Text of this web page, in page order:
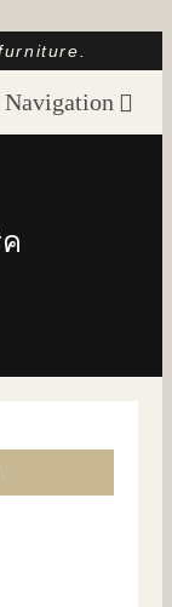
Navigation
ล็อก